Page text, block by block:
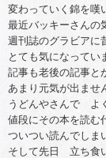
変わっていく錦を嘆
最近バッキーさんの
週刊誌のグラビアに
とても気になってい
記事も老後の記事と
あまり元気が出ませ
うどんやさんで よ
値段にその本を読む
ついつい読んでしま
そして先日 立ち食